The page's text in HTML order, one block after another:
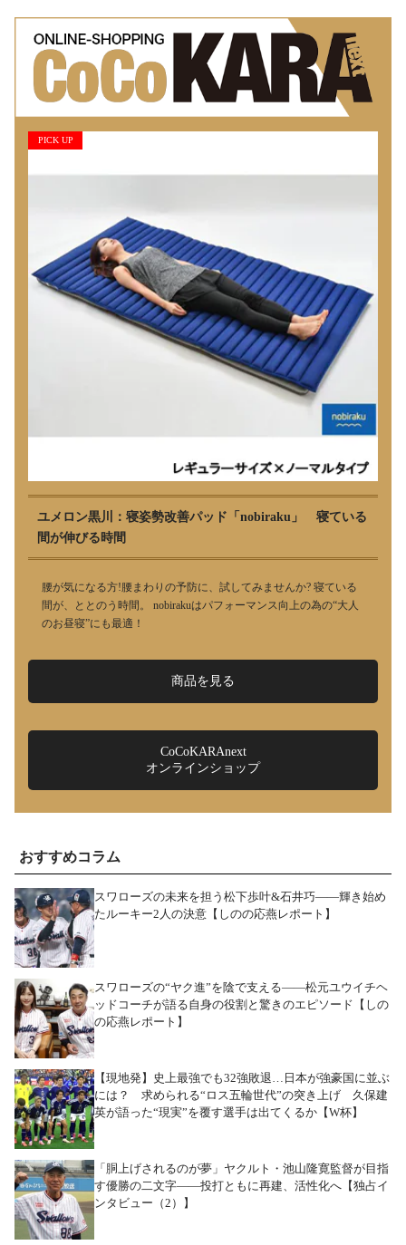
PICK UP
ユメロン黒川：寝姿勢改善パッド「nobiraku」 寝ている
間が伸びる時間
腰が気になる方!腰まわりの予防に、試してみませんか? 寝ている
間が、ととのう時間。 nobirakuはパフォーマンス向上の為の“大人
のお昼寝”にも最適！
商品を見る
CoCoKARAnext
オンラインショップ
おすすめコラム
スワローズの未来を担う松下歩叶&石井巧――輝き始め
たルーキー2人の決意【しのの応燕レポート】
スワローズの“ヤク進”を陰で支える――松元ユウイチヘ
ッドコーチが語る自身の役割と驚きのエピソード【しの
の応燕レポート】
【現地発】史上最強でも32強敗退…日本が強豪国に並ぶ
には？ 求められる“ロス五輪世代”の突き上げ 久保建
英が語った“現実”を覆す選手は出てくるか【W杯】
「胴上げされるのが夢」ヤクルト・池山隆寛監督が目指
す優勝の二文字――投打ともに再建、活性化へ【独占イ
ンタビュー（2）】